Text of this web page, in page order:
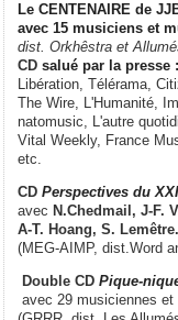
Le CENTENAIRE de
avec 15 musiciens et
dist. Orkhêstra et
CD salué par la presse :
Libération, Télérama,
The Wire, L'Humanité,
natomusic, L'autre
Vital Weekly, France
etc.
CD Perspectives du
avec N.Chedmail, J-F.
A-T. Hoang, S. Lemêtre
(MEG-AIMP, dist.Word
Double CD Pique-
avec 29 musiciennes et